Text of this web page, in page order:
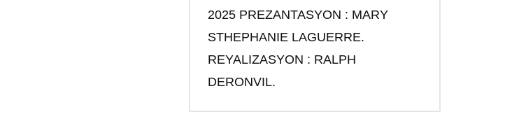
2025 PREZANTASYON : MARY
STHEPHANIE LAGUERRE.
REYALIZASYON : RALPH
DERONVIL.